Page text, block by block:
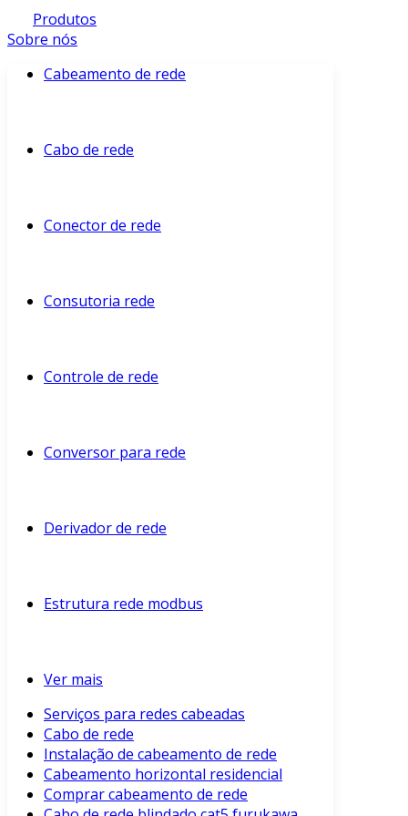
Produtos
Sobre nós
Cabeamento de rede
Cabo de rede
Conector de rede
Consutoria rede
Controle de rede
Conversor para rede
Derivador de rede
Estrutura rede modbus
Ver mais
Serviços para redes cabeadas
Cabo de rede
Instalação de cabeamento de rede
Cabeamento horizontal residencial
Comprar cabeamento de rede